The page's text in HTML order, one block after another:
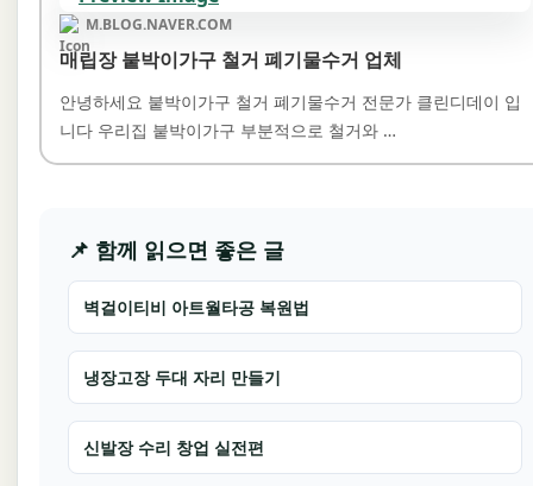
M.BLOG.NAVER.COM
매립장 붙박이가구 철거 폐기물수거 업체
안녕하세요 붙박이가구 철거 폐기물수거 전문가 클린디데이 입
니다 우리집 붙박이가구 부분적으로 철거와 …
📌 함께 읽으면 좋은 글
벽걸이티비 아트월타공 복원법
냉장고장 두대 자리 만들기
신발장 수리 창업 실전편